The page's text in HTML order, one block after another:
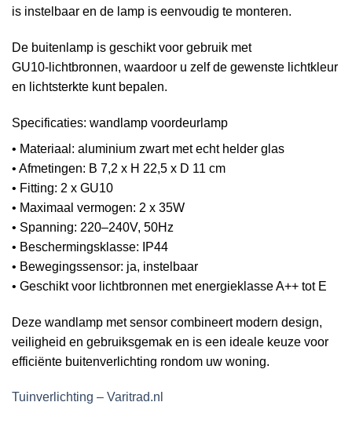
is instelbaar en de lamp is eenvoudig te monteren.
De buitenlamp is geschikt voor gebruik met
GU10‑lichtbronnen, waardoor u zelf de gewenste lichtkleur
en lichtsterkte kunt bepalen.
Specificaties: wandlamp voordeurlamp
• Materiaal: aluminium zwart met echt helder glas
• Afmetingen: B 7,2 x H 22,5 x D 11 cm
• Fitting: 2 x GU10
• Maximaal vermogen: 2 x 35W
• Spanning: 220–240V, 50Hz
• Beschermingsklasse: IP44
• Bewegingssensor: ja, instelbaar
• Geschikt voor lichtbronnen met energieklasse A++ tot E
Deze wandlamp met sensor combineert modern design,
veiligheid en gebruiksgemak en is een ideale keuze voor
efficiënte buitenverlichting rondom uw woning.
Tuinverlichting – Varitrad.nl